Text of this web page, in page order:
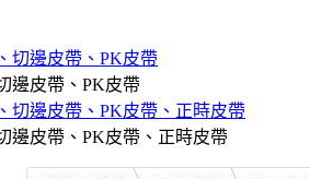
邊皮帶、PK皮帶
邊皮帶、PK皮帶、正時皮帶